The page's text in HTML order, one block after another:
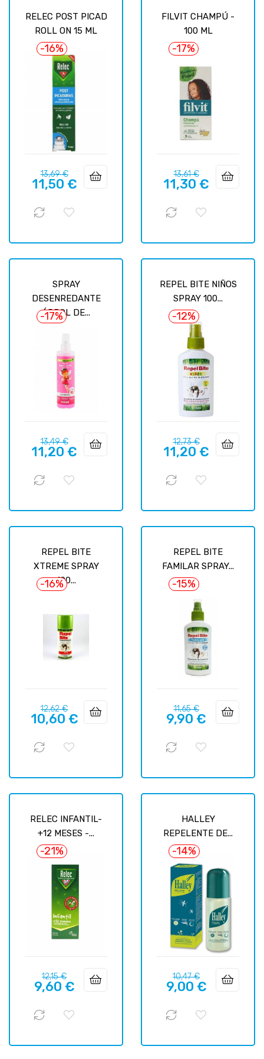
RELEC POST PICAD
ROLL ON 15 ML
-16%
Базовая
цена
13,69 €Цена
11,50 €
FILVIT CHAMPÚ -
100 ML
-17%
Базовая
цена
13,61 €Цена
11,30 €
SPRAY
DESENREDANTE
ÁRBOL DE...
-17%
Базовая
цена
13,49 €Цена
11,20 €
REPEL BITE NIÑOS
SPRAY 100...
-12%
Базовая
цена
12,73 €Цена
11,20 €
REPEL BITE
XTREME SPRAY
100...
-16%
Базовая
цена
12,62 €Цена
10,60 €
REPEL BITE
FAMILAR SPRAY...
-15%
Базовая
цена
11,65 €Цена
9,90 €
RELEC INFANTIL-
+12 MESES -...
-21%
Базовая
цена
12,15 €Цена
9,60 €
HALLEY
REPELENTE DE...
-14%
Базовая
цена
10,47 €Цена
9,00 €